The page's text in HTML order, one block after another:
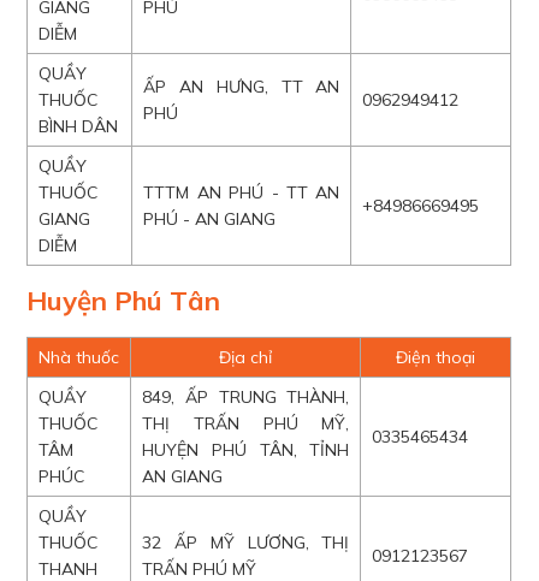
GIANG
DIỄM
PHÚ
QUẦY
THUỐC
BÌNH DÂN
ẤP AN HƯNG, TT AN
PHÚ
0962949412
QUẦY
THUỐC
GIANG
DIỄM
TTTM AN PHÚ - TT AN
PHÚ - AN GIANG
+84986669495
Huyện Phú Tân
Nhà thuốc Địa chỉ
Điện thoại
QUẦY
THUỐC
TÂM
PHÚC
849, ẤP TRUNG THÀNH,
THỊ TRẤN PHÚ MỸ,
HUYỆN PHÚ TÂN, TỈNH
AN GIANG
0335465434
QUẦY
THUỐC
THANH
32 ẤP MỸ LƯƠNG, THỊ
TRẤN PHÚ MỸ
0912123567